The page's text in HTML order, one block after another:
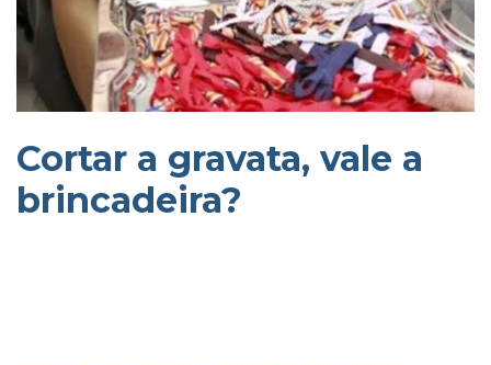
Cortar a gravata, vale a
brincadeira?